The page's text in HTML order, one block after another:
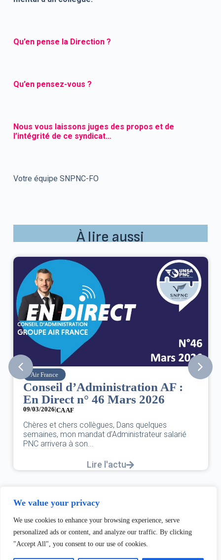
We value your privacy
We use cookies to enhance your browsing experience, serve
personalized ads or content, and analyze our traffic. By clicking
"Accept All", you consent to our use of cookies.
Qu’en pense la Direction ?
Qu’en pensez-vous ?
Nous vous laissons juges des propos et de
l’intégrité de ce syndicat…
Votre équipe SNPNC-FO
À lire aussi
Air France
Conseil d’Administration AF :
En Direct n° 46 Mars 2026
09/03/2026|CA AF
Chères et chers collègues, Dans quelques
semaines, mon mandat d’Administrateur salarié
PNC arrivera à son...
Lire l'actu